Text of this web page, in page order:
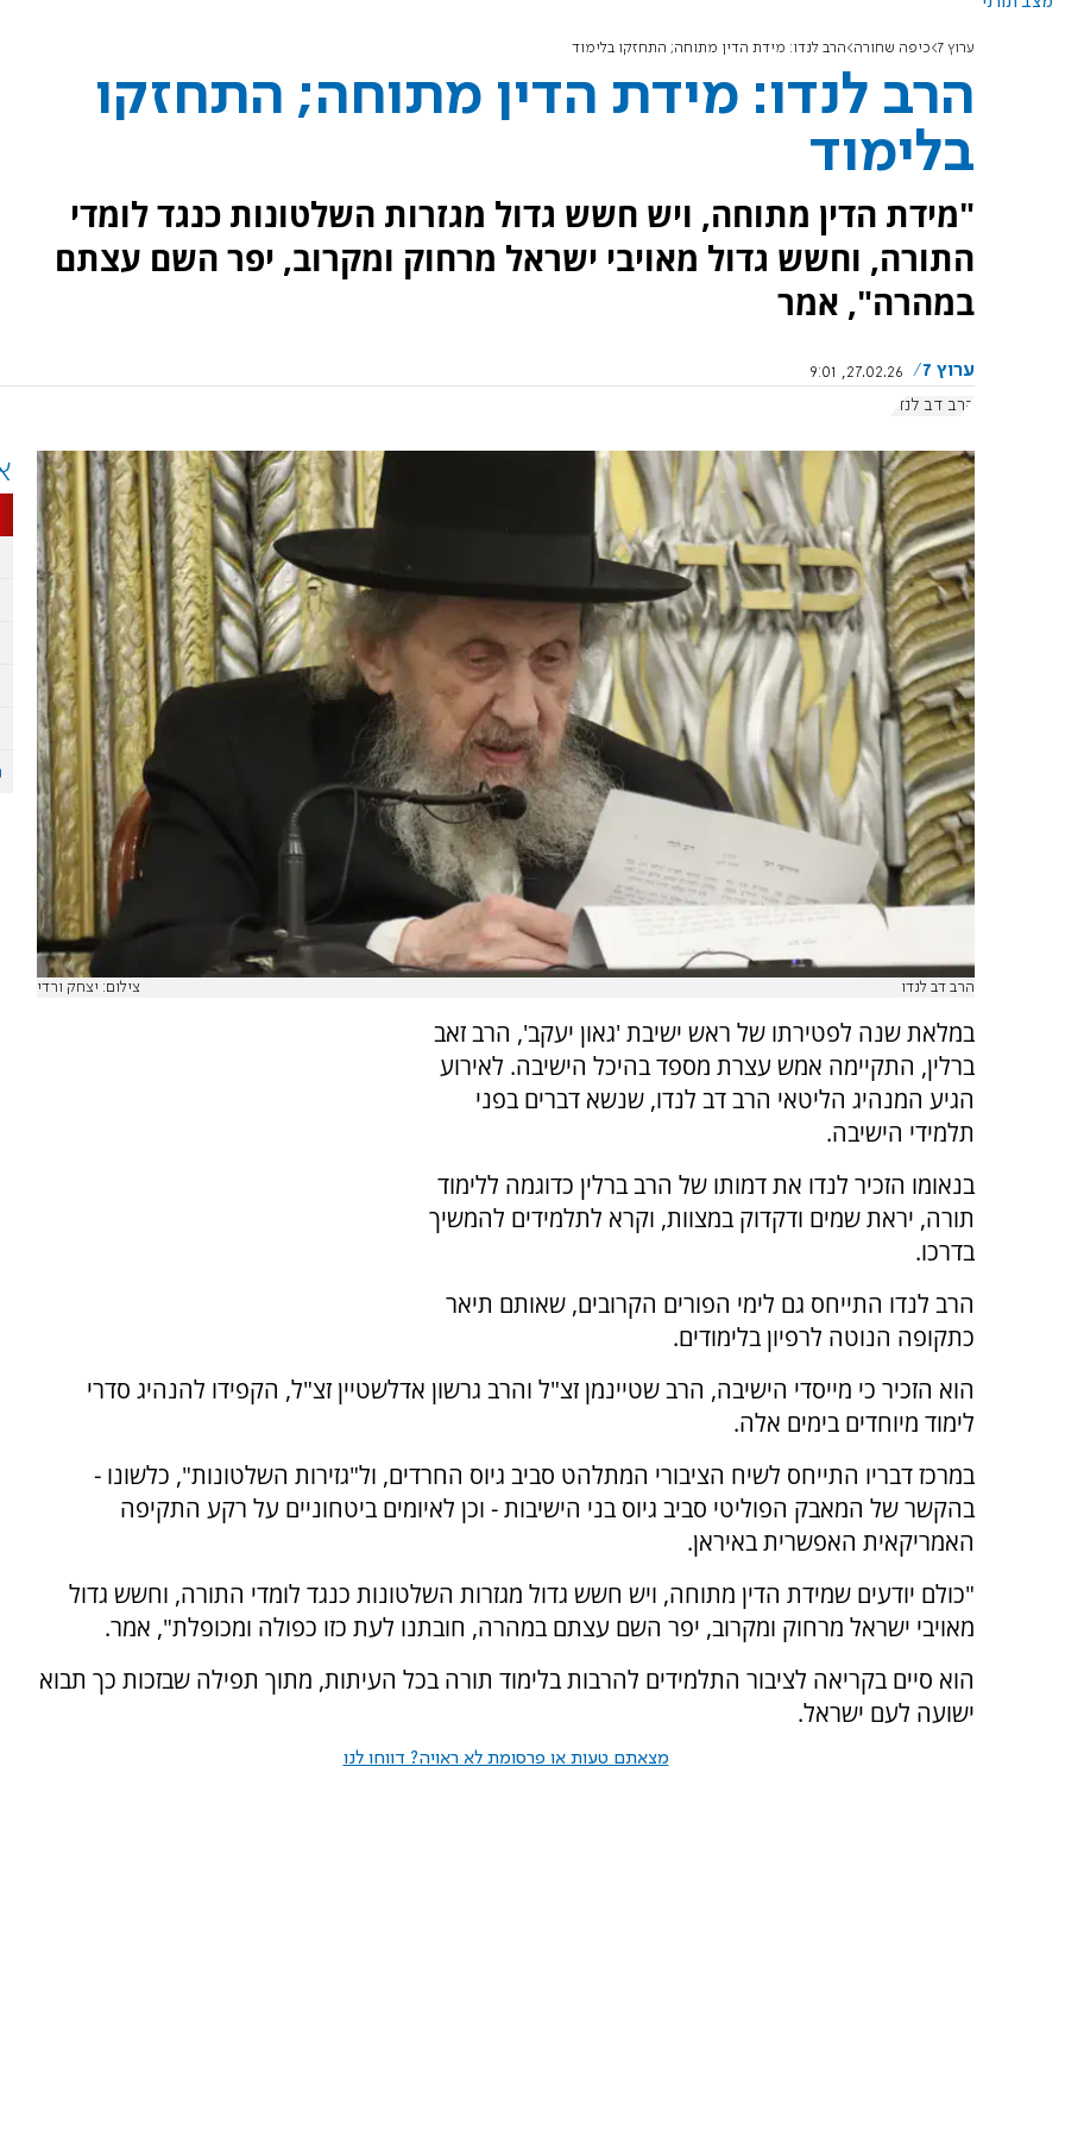
ערוץ 7 כיפה שחורה הרב לנדו: מידת הדין מתוחה; התחזקו בלימוד
הרב לנדו: מידת הדין מתוחה; התחזקו
בלימוד
"מידת הדין מתוחה, ויש חשש גדול מגזרות השלטונות כנגד לומדי
התורה, וחשש גדול מאויבי ישראל מרחוק ומקרוב, יפר השם עצתם
במהרה", אמר
ערוץ 7
27.02.26, 9:01
הרב דב לנדו
הרב דב לנדו צילום: יצחק ורדי
במלאת שנה לפטירתו של ראש ישיבת 'גאון יעקב', הרב זאב
ברלין, התקיימה אמש עצרת מספד בהיכל הישיבה. לאירוע
הגיע המנהיג הליטאי הרב דב לנדו, שנשא דברים בפני
תלמידי הישיבה.
בנאומו הזכיר לנדו את דמותו של הרב ברלין כדוגמה ללימוד
תורה, יראת שמים ודקדוק במצוות, וקרא לתלמידים להמשיך
בדרכו.
הרב לנדו התייחס גם לימי הפורים הקרובים, שאותם תיאר
כתקופה הנוטה לרפיון בלימודים.
הוא הזכיר כי מייסדי הישיבה, הרב שטיינמן זצ"ל והרב גרשון אדלשטיין זצ"ל, הקפידו להנהיג סדרי
לימוד מיוחדים בימים אלה.
במרכז דבריו התייחס לשיח הציבורי המתלהט סביב גיוס החרדים, ול"גזירות השלטונות", כלשונו -
בהקשר של המאבק הפוליטי סביב גיוס בני הישיבות - וכן לאיומים ביטחוניים על רקע התקיפה
האמריקאית האפשרית באיראן.
"כולם יודעים שמידת הדין מתוחה, ויש חשש גדול מגזרות השלטונות כנגד לומדי התורה, וחשש גדול
מאויבי ישראל מרחוק ומקרוב, יפר השם עצתם במהרה, חובתנו לעת כזו כפולה ומכופלת", אמר.
הוא סיים בקריאה לציבור התלמידים להרבות בלימוד תורה בכל העיתות, מתוך תפילה שבזכות כך תבוא
ישועה לעם ישראל.
מצאתם טעות או פרסומת לא ראויה? דווחו לנו